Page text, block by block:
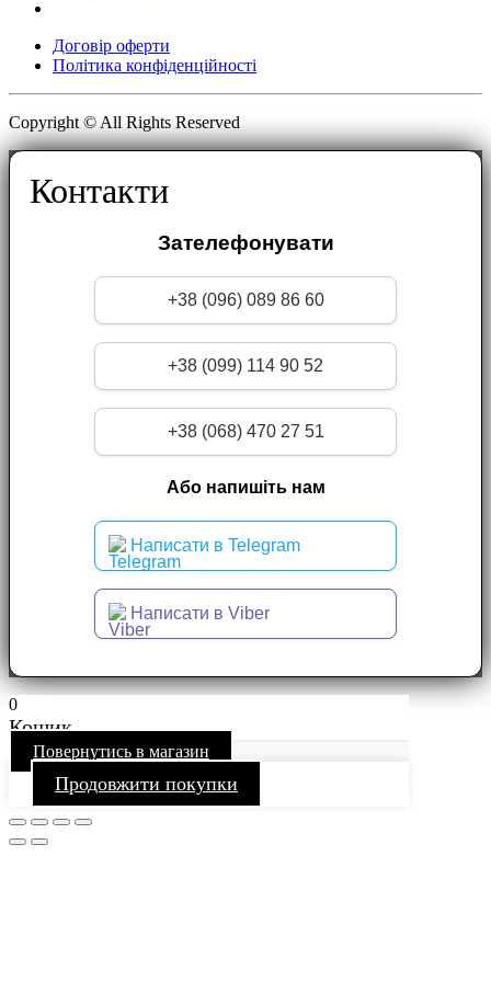
Договір оферти
Політика конфіденційності
Copyright © All Rights Reserved
Контакти
Зателефонувати
+38 (096) 089 86 60
+38 (099) 114 90 52
+38 (068) 470 27 51
Або напишіть нам
Написати в Telegram
Написати в Viber
0
Кошик
Повернутись в магазин
Продовжити покупки